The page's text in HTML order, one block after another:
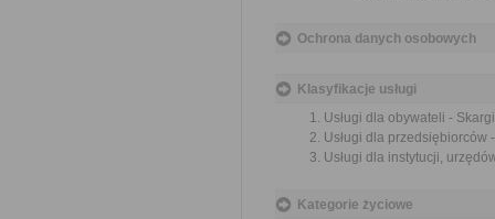
Ochrona danych osobowych
Klasyfikacje usługi
Usługi dla obywateli -
Usługi dla przedsiębiorców
Usługi dla instytucji,
Kategorie życiowe